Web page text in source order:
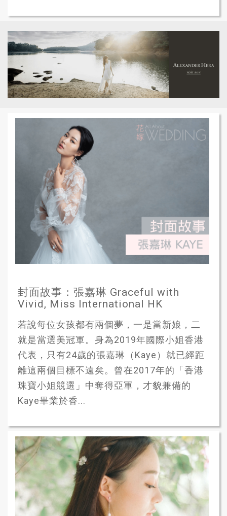
封面故事：張嘉琳 Graceful with
Vivid, Miss International HK
若說每位女孩都有兩個夢，一是當新娘，二
就是當選美冠軍。身為2019年國際小姐香港
代表，只有24歲的張嘉琳（Kaye）就已經距
離這兩個目標不遠矣。曾在2017年的「香港
珠寶小姐競選」中奪得亞軍，才貌兼備的
Kaye畢業於香...